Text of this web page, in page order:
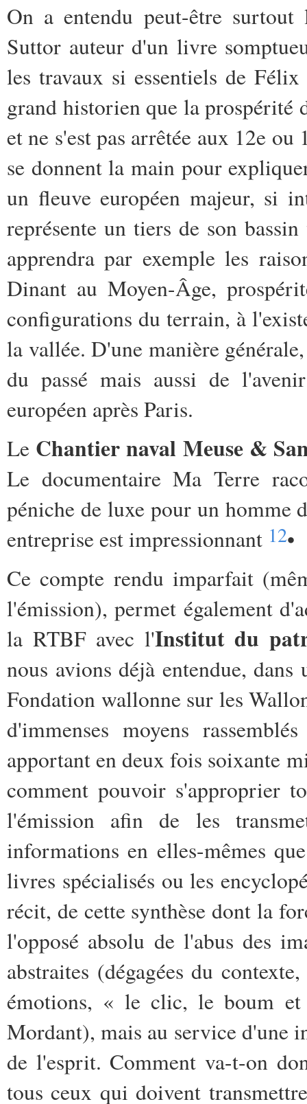
On a entendu peut-être
Suttor auteur d'un livre
les travaux si essentiels de
grand historien que la prospérité
et ne s'est pas arrêtée aux 12e ou
se donnent la main pour
un fleuve européen majeur, si
représente un tiers de son
apprendra par exemple les
Dinant au Moyen-Âge,
configurations du terrain, à
la vallée. D'une manière
du passé mais aussi de
européen après Paris.
Le Chantier naval Meuse &
Le documentaire Ma Terre
péniche de luxe pour un homme
entreprise est impressionnant 12•
Ce compte rendu imparfait
l'émission), permet également
la RTBF avec l'Institut du
nous avions déjà entendue,
Fondation wallonne sur les
d'immenses moyens
apportant en deux fois soixante
comment pouvoir s'approprier
l'émission afin de les
informations en elles-mêmes
livres spécialisés ou les
récit, de cette synthèse dont la
l'opposé absolu de l'abus des
abstraites (dégagées du
émotions, « le clic, le boum
Mordant), mais au service d'une
de l'esprit. Comment va-t-on
tous ceux qui doivent